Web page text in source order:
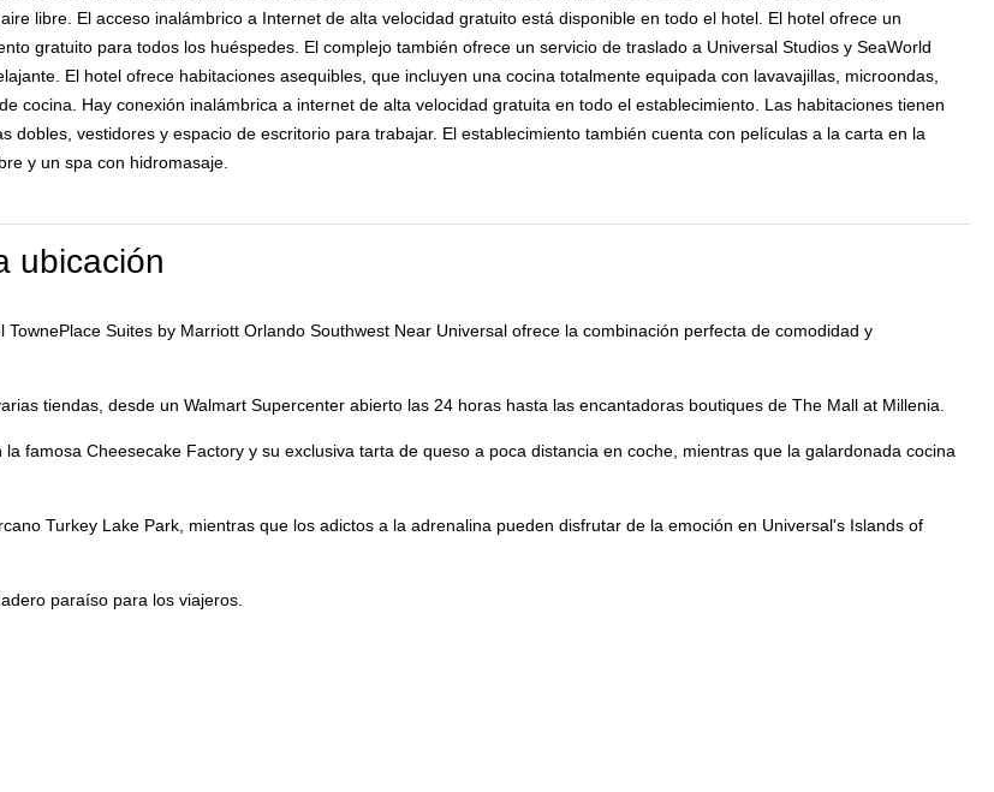
libre. El acceso inalámbrico a Internet de alta velocidad gratuito está disponible en todo el hotel. El hotel ofrece un
gratuito para todos los huéspedes. El complejo también ofrece un servicio de traslado a Universal Studios y SeaWorld
El hotel ofrece habitaciones asequibles, que incluyen una cocina totalmente equipada con lavavajillas, microondas,
cocina. Hay conexión inalámbrica a internet de alta velocidad gratuita en todo el establecimiento. Las habitaciones tienen
dobles, vestidores y espacio de escritorio para trabajar. El establecimiento también cuenta con películas a la carta en la
y un spa con hidromasaje.
ubicación
Suites by Marriott Orlando Southwest Near Universal ofrece la combinación perfecta de comodidad y
tiendas, desde un Walmart Supercenter abierto las 24 horas hasta las encantadoras boutiques de The Mall at Millenia.
famosa Cheesecake Factory y su exclusiva tarta de queso a poca distancia en coche, mientras que la galardonada cocina
Turkey Lake Park, mientras que los adictos a la adrenalina pueden disfrutar de la emoción en Universal's Islands of
paraíso para los viajeros.